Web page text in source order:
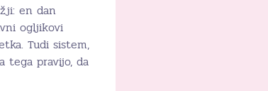
en dan
ogljikovi
Tudi sistem,
tega pravijo, da